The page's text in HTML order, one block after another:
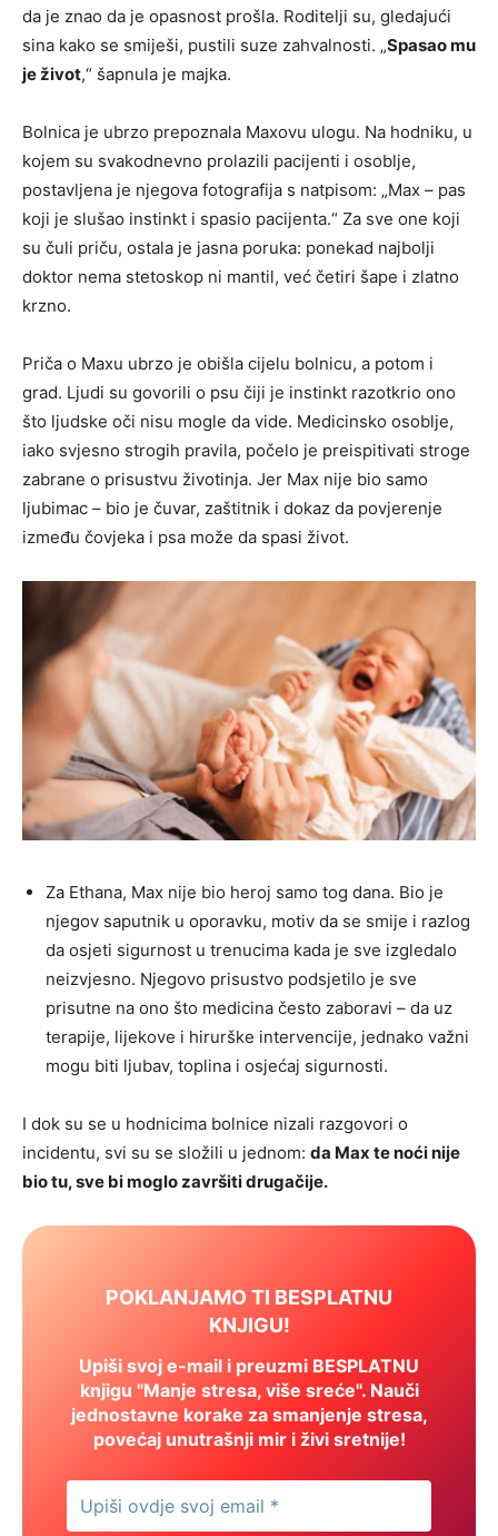
da je znao da je opasnost prošla. Roditelji su, gledajući
sina kako se smiješi, pustili suze zahvalnosti. „Spasao mu
je život,“ šapnula je majka.
Bolnica je ubrzo prepoznala Maxovu ulogu. Na hodniku, u
kojem su svakodnevno prolazili pacijenti i osoblje,
postavljena je njegova fotografija s natpisom: „Max – pas
koji je slušao instinkt i spasio pacijenta.“ Za sve one koji
su čuli priču, ostala je jasna poruka: ponekad najbolji
doktor nema stetoskop ni mantil, već četiri šape i zlatno
krzno.
Priča o Maxu ubrzo je obišla cijelu bolnicu, a potom i
grad. Ljudi su govorili o psu čiji je instinkt razotkrio ono
što ljudske oči nisu mogle da vide. Medicinsko osoblje,
iako svjesno strogih pravila, počelo je preispitivati stroge
zabrane o prisustvu životinja. Jer Max nije bio samo
ljubimac – bio je čuvar, zaštitnik i dokaz da povjerenje
između čovjeka i psa može da spasi život.
Za Ethana, Max nije bio heroj samo tog dana. Bio je
njegov saputnik u oporavku, motiv da se smije i razlog
da osjeti sigurnost u trenucima kada je sve izgledalo
neizvjesno. Njegovo prisustvo podsjetilo je sve
prisutne na ono što medicina često zaboravi – da uz
terapije, lijekove i hirurške intervencije, jednako važni
mogu biti ljubav, toplina i osjećaj sigurnosti.
I dok su se u hodnicima bolnice nizali razgovori o
incidentu, svi su se složili u jednom: da Max te noći nije
bio tu, sve bi moglo završiti drugačije.
POKLANJAMO TI BESPLATNU
KNJIGU!
Upiši svoj e-mail i preuzmi BESPLATNU
knjigu "Manje stresa, više sreće". Nauči
jednostavne korake za smanjenje stresa,
povećaj unutrašnji mir i živi sretnije!